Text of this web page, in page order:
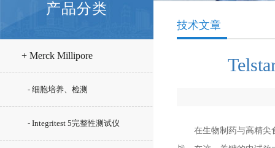
产品分类
+ Merck Millipore
- 细胞培养、检测
- Integritest 5完整性测试仪
技术文章
在生物制药与高精尖食